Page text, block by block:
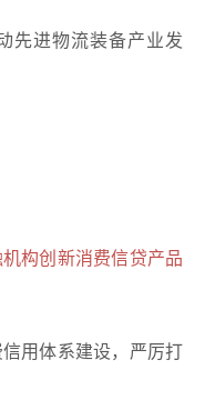
先进物流装备产业发
构创新消费信贷产品
用体系建设，严厉打